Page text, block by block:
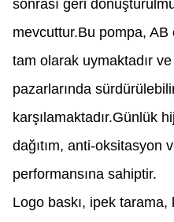
sonrası geri
mevcuttur.Bu pompa, AB
tam olarak uymaktadır
pazarlarında
karşılamaktadır.Günlük
dağıtım, anti-oksitasyon
performansına sahiptir.
Logo baskı, ipek tarama,